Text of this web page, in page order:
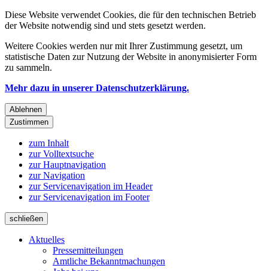
Diese Website verwendet Cookies, die für den technischen Betrieb
der Website notwendig sind und stets gesetzt werden.
Weitere Cookies werden nur mit Ihrer Zustimmung gesetzt, um
statistische Daten zur Nutzung der Website in anonymisierter Form
zu sammeln.
Mehr dazu in unserer Datenschutzerklärung.
Ablehnen
Zustimmen
zum Inhalt
zur Volltextsuche
zur Hauptnavigation
zur Navigation
zur Servicenavigation im Header
zur Servicenavigation im Footer
schließen
Aktuelles
Pressemitteilungen
Amtliche Bekanntmachungen